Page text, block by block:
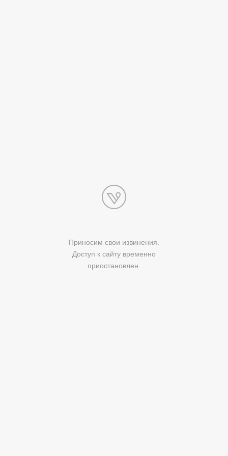
Приносим свои извинения.
Доступ к сайту временно
приостановлен.